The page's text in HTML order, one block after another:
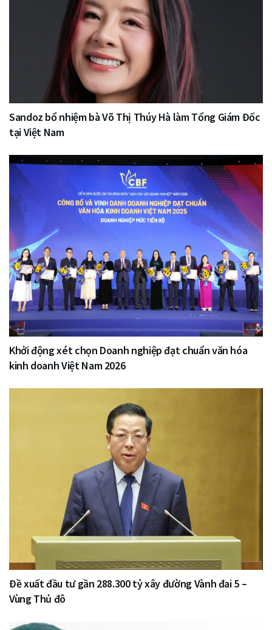
Sandoz bổ nhiệm bà Võ Thị Thúy Hà làm Tổng Giám Đốc
tại Việt Nam
Khởi động xét chọn Doanh nghiệp đạt chuẩn văn hóa
kinh doanh Việt Nam 2026
Đề xuất đầu tư gần 288.300 tỷ xây đường Vành đai 5 –
Vùng Thủ đô